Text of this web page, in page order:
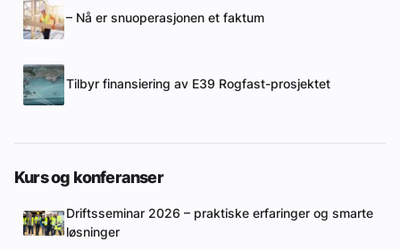
– Nå er snuoperasjonen et faktum
Tilbyr finansiering av E39 Rogfast-prosjektet
Kurs og konferanser
Driftsseminar 2026 – praktiske erfaringer og smarte
løsninger